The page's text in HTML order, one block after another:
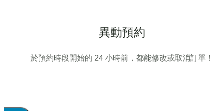
異動預約
於預約時段開始的 24 小時前，都能修改或取消訂單！